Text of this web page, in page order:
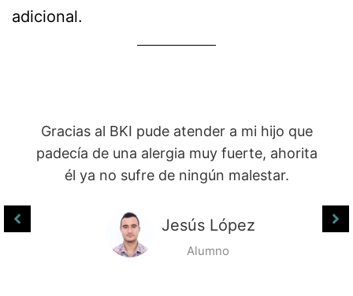
adicional.
Al certificarme en el Sistema BKI puede
obtener un documento con validez y
poner mi propio centro naturista en
través de esta maravillosa técnica.